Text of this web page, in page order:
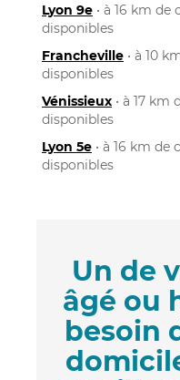
Lyon 9e • à 16 km de
disponibles
Francheville • à 10
disponibles
Vénissieux • à 17 km
disponibles
Lyon 5e • à 16 km de
disponibles
Un de
âgé ou
besoin